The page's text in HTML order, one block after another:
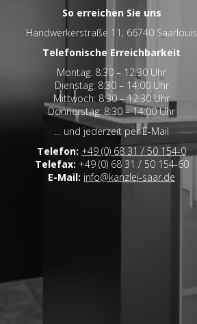
So erreichen Sie uns
Handwerkerstraße 11, 66740 Saarlouis
Telefonische Erreichbarkeit
Montag: 8:30 – 12:30 Uhr
Dienstag: 8:30 – 14:00 Uhr
Mittwoch: 8:30 – 12:30 Uhr
Donnerstag: 8:30 – 14:00 Uhr
… und jederzeit per E-Mail
Telefon: +49 (0) 68 31 / 50 154-0
Telefax: +49 (0) 68 31 / 50 154-60
E-Mail: info@kanzlei-saar.de